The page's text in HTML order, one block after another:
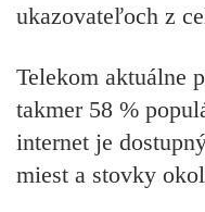
ukazovateľoch z
Telekom aktuálne
takmer 58 %
internet je
miest a stovky